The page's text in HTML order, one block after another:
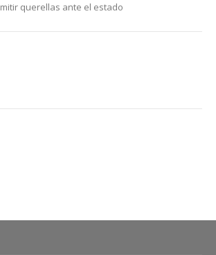
querellas ante el estado